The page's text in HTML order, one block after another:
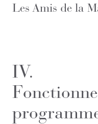
Les Amis de la
IV.